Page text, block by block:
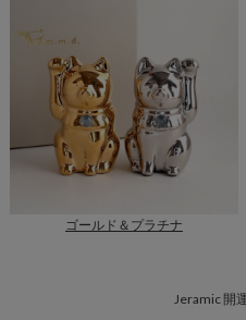
ゴールド＆プラチナ
Jeramic 開